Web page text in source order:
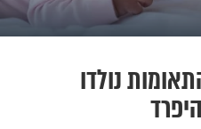
נולדו